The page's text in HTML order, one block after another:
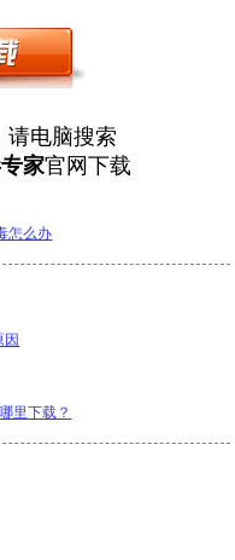
请电脑搜索
家官网下载
怎么办
里下载？